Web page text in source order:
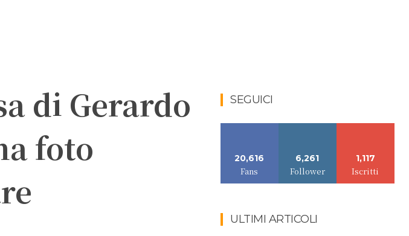
di Gerardo
foto
SEGUICI
20,616
Fans
6,261
Follower
1,117
Iscritti
ULTIMI ARTICOLI